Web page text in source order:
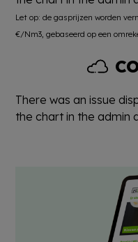
Let op: de gasprijzen worden
€/Nm3, gebaseerd op een
There was an issue
the chart in the admin